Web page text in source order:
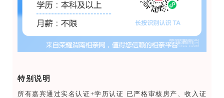
特别说明
所有嘉宾通过实名认证+学历认证 已严格审核房产、收入证